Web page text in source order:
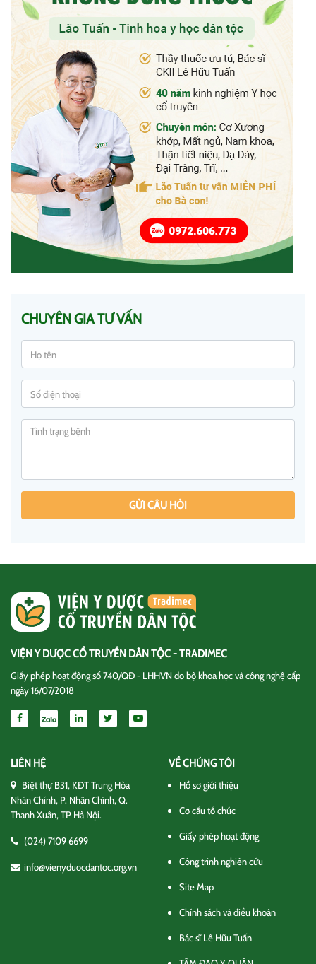
CHUYÊN GIA TƯ VẤN
GỬI CÂU HỎI
VIỆN Y DƯỢC CỔ TRUYỀN DÂN TỘC - TRADIMEC
Giấy phép hoạt động số 740/QĐ - LHHVN do bộ khoa học và công nghệ cấp
ngày 16/07/2018
LIÊN HỆ
Biệt thự B31, KĐT Trung Hòa
Nhân Chính, P. Nhân Chính, Q.
Thanh Xuân, TP Hà Nội.
(024) 7109 6699
info@vienyduocdantoc.org.vn
VỀ CHÚNG TÔI
Hồ sơ giới thiệu
Cơ cấu tổ chức
Giấy phép hoạt động
Công trình nghiên cứu
Site Map
Chính sách và điều khoản
Bác sĩ Lê Hữu Tuấn